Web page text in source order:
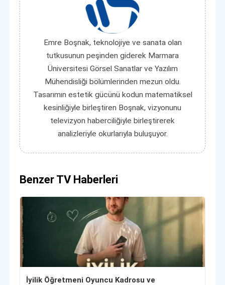
Emre Boşnak, teknolojiye ve sanata olan
tutkusunun peşinden giderek Marmara
Üniversitesi Görsel Sanatlar ve Yazılım
Mühendisliği bölümlerinden mezun oldu.
Tasarımın estetik gücünü kodun matematiksel
kesinliğiyle birleştiren Boşnak, vizyonunu
televizyon haberciliğiyle birleştirerek
analizleriyle okurlarıyla buluşuyor.
Benzer TV Haberleri
İyilik Öğretmeni Oyuncu Kadrosu ve